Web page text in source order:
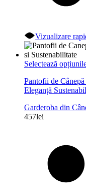
Vizualizare
Selectează
Pantofii de
Eleganță
Garderoba din
457lei